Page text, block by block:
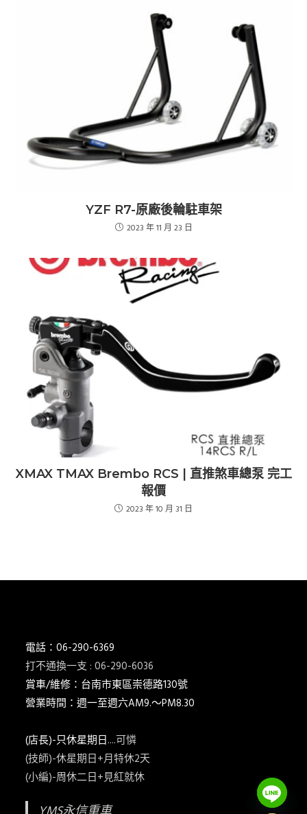
YZF R7-原廠後輪駐車架
2023 年 11 月 23 日
XMAX TMAX Brembo RCS | 直推煞車總泵 完工
報價
2023 年 10 月 31 日
電話：06-290-6369
打不通換一支 : 06-290-6036
賞車/維修：台南市東區崇德路130號
營業時間：週一至週六AM9.～PM8.30
(店長)-只休星期日....可憐
(技師)-休星期日+月特休2天
(小編)-周休二日+見紅就休